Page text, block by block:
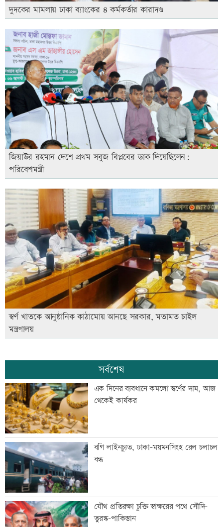
দুদকের মামলায় ঢাকা ব্যাংকের ৪ কর্মকর্তার কারাদণ্ড
জিয়াউর রহমান দেশে প্রথম সবুজ বিপ্লবের ডাক দিয়েছিলেন:
পরিবেশমন্ত্রী
স্বর্ণ খাতকে আনুষ্ঠানিক কাঠামোয় আনছে সরকার, মতামত চাইল
মন্ত্রণালয়
সর্বশেষ
এক দিনের ব্যবধানে কমলো স্বর্ণের দাম, আজ
থেকেই কার্যকর
বগি লাইনচ্যুত, ঢাকা-ময়মনসিংহ রেল চলাচল
বন্ধ
যৌথ প্রতিরক্ষা চুক্তি স্বাক্ষরের পথে সৌদি-
তুরস্ক-পাকিস্তান